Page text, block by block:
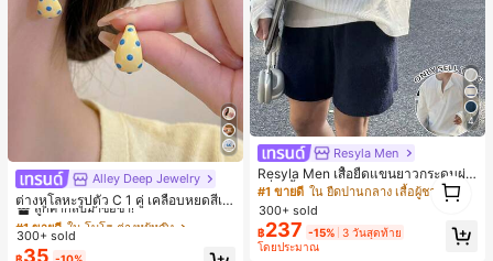
Alley Deep Jewelry
ต่างหูโลหะรูปตัว C 1 คู่ เคลือบหยดสีเห
ลือง ลายจุดสีน้ำเงิน สไตล์ยุโรปและอเม
ริกัน แฟชั่นส่วนตัว หวานและสง่างาม
สำหรับผู้หญิงและเด็กหญิง สำหรับการเ
#1 ขายดี ใน โบโฮ ต่างหูผู้หญิง
ลูกค้ากลับมาซื้อซ้ำ!
เกือบหมดแล้ว!
#1 ขายดี ใน โบโฮ ต่างหูผู้หญิง
ลูกค้ากลับมาซื้อซ้ำ!
เกือบหมดแล้ว!
#1 ขายดี ใน โบโฮ ต่างหูผู้หญิง
ลูกค้ากลับมาซื้อซ้ำ!
เกือบหมดแล้ว!
#1 ขายดี ใน โบโฮ ต่างหูผู้หญิง
300+ sold
฿35 -10%
4
Resyla Men
Resyla Men เสื้อยืดแขนยาวกระดุมผ่า
ครึ่งสีพื้นอเนกประสงค์ลำลองสำหรับผู้ช
าย
#1 ขายดี ใน ยืดปานกลาง เสื้อผู้ชาย
300+ sold
฿237 -15% 3 วันสุดท้าย
โดยประมาณ
1